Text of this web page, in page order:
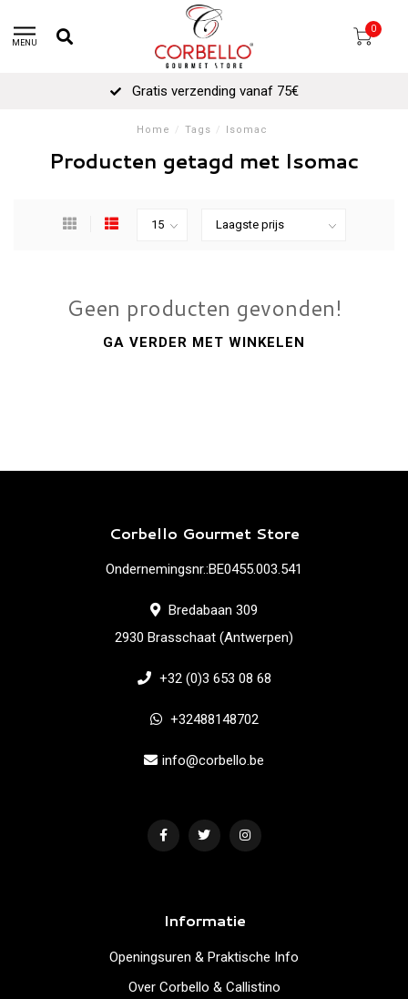
MENU
0
Gratis verzending vanaf 75€
Home / Tags / Isomac
Producten getagd met Isomac
Geen producten gevonden!
GA VERDER MET WINKELEN
Corbello Gourmet Store
Ondernemingsnr.:BE0455.003.541
Bredabaan 309
2930 Brasschaat (Antwerpen)
+32 (0)3 653 08 68
+32488148702
info@corbello.be
Informatie
Openingsuren & Praktische Info
Over Corbello & Callistino